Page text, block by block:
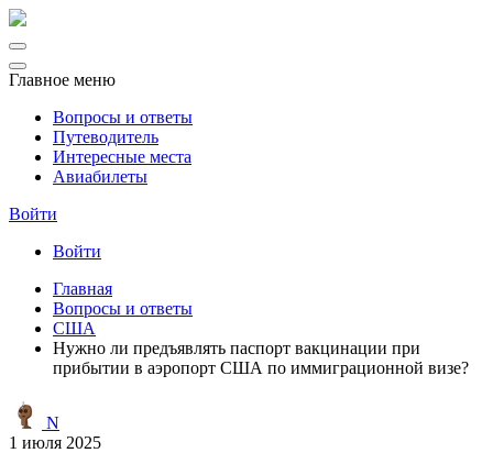
Главное меню
Вопросы и ответы
Путеводитель
Интересные места
Авиабилеты
Войти
Войти
Главная
Вопросы и ответы
США
Нужно ли предъявлять паспорт вакцинации при
прибытии в аэропорт США по иммиграционной визе?
N
1 июля 2025